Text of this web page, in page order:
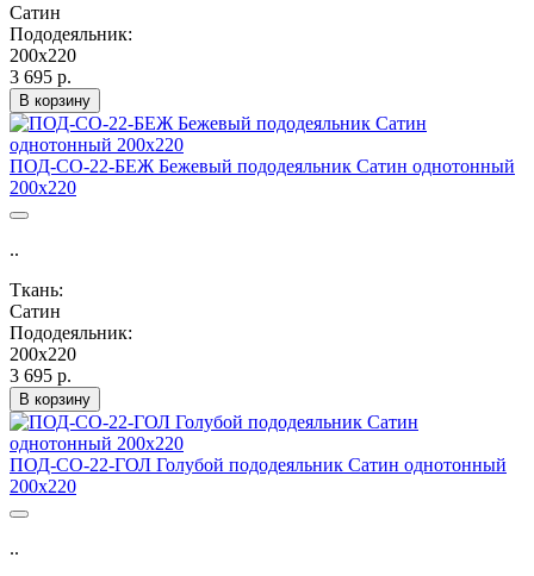
Сатин
Пододеяльник:
200х220
3 695 р.
В корзину
ПОД-СО-22-БЕЖ Бежевый пододеяльник Сатин однотонный
200х220
..
Ткань:
Сатин
Пододеяльник:
200х220
3 695 р.
В корзину
ПОД-СО-22-ГОЛ Голубой пододеяльник Сатин однотонный
200х220
..